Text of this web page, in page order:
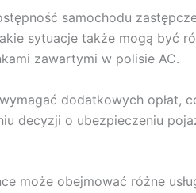
samochodu
sytuacje także mogą być
zawartymi w polisie AC.
dodatkowych opłat,
decyzji o ubezpieczeniu
może obejmować różne